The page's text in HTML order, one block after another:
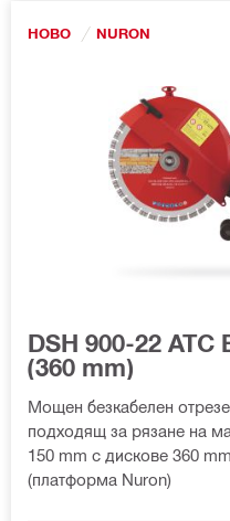
НОВО NURON
DSH 900-22 ATC
(360 mm)
Мощен безкабелен
подходящ за рязане на
150 mm с дискове 360
(платформа Nuron)